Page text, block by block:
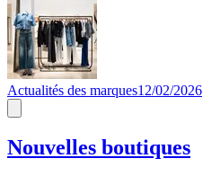
Actualités des marques12/02/2026
Nouvelles boutiques